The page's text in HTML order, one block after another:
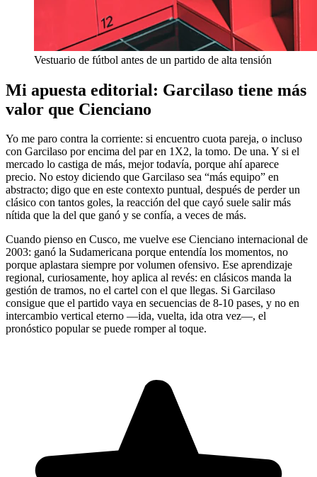
Vestuario de fútbol antes de un partido de alta tensión
Mi apuesta editorial: Garcilaso tiene más
valor que Cienciano
Yo me paro contra la corriente: si encuentro cuota pareja, o incluso
con Garcilaso por encima del par en 1X2, la tomo. De una. Y si el
mercado lo castiga de más, mejor todavía, porque ahí aparece
precio. No estoy diciendo que Garcilaso sea “más equipo” en
abstracto; digo que en este contexto puntual, después de perder un
clásico con tantos goles, la reacción del que cayó suele salir más
nítida que la del que ganó y se confía, a veces de más.
Cuando pienso en Cusco, me vuelve ese Cienciano internacional de
2003: ganó la Sudamericana porque entendía los momentos, no
porque aplastara siempre por volumen ofensivo. Ese aprendizaje
regional, curiosamente, hoy aplica al revés: en clásicos manda la
gestión de tramos, no el cartel con el que llegas. Si Garcilaso
consigue que el partido vaya en secuencias de 8-10 pases, y no en
intercambio vertical eterno —ida, vuelta, ida otra vez—, el
pronóstico popular se puede romper al toque.